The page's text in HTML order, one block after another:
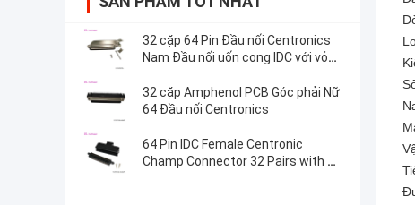
32 cặp 64 Pin Đầu nối Centronics
Nam Đầu nối uốn cong IDC với vỏ
32 cặp Amphenol PCB Góc phải Nữ
64 Đầu nối Centronics
64 Pin IDC Female Centronic
Champ Connector 32 Pairs with T